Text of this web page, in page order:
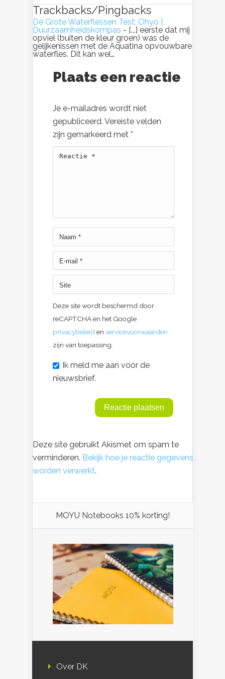
Trackbacks/Pingbacks
De Grote Waterflessen Test: Ohyo |
Duurzaamheidskompas - [...] eerste dat mij
opviel (buiten de kleur groen) was de
gelijkenissen met de Aquatina opvouwbare
waterfles. Dit kan wel…
Plaats een reactie
Je e-mailadres wordt niet
gepubliceerd. Vereiste velden
zijn gemarkeerd met *
Deze site wordt beschermd door
reCAPTCHA en het Google
privacybeleid en servicevoorwaarden
zijn van toepassing.
Ik meld me aan voor de
nieuwsbrief.
Deze site gebruikt Akismet om spam te
verminderen. Bekijk hoe je reactie gegevens
worden verwerkt.
MOYU Notebooks 10% korting!
Over DK